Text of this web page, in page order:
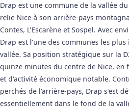
Drap est une commune de la vallée
relie Nice à son arrière-pays
Contes, L'Escarène et Sospel. Avec
Drap est l'une des communes les
vallée. Sa position stratégique sur la
quinze minutes du centre de Nice, en
et d'activité économique notable.
perchés de l'arrière-pays, Drap s'est
essentiellement dans le fond de la